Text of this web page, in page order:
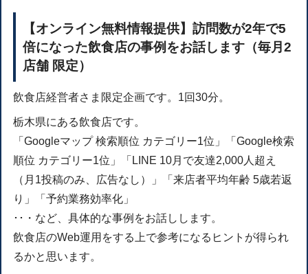
【オンライン無料情報提供】訪問数が2年で5
倍になった飲食店の事例をお話します（毎月2
店舗 限定）
飲食店経営者さま限定企画です。1回30分。
栃木県にある飲食店です。
「Googleマップ 検索順位 カテゴリー1位」「Google検索
順位 カテゴリー1位」「LINE 10月で友達2,000人超え
（月1投稿のみ、広告なし）」「来店者平均年齢 5歳若返
り」「予約業務効率化」
･･・など、具体的な事例をお話しします。
飲食店のWeb運用をする上で参考になるヒントが得られ
るかと思います。